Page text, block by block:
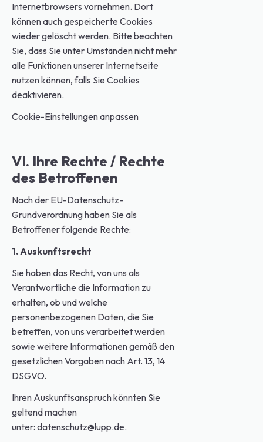
Internetbrowsers vornehmen. Dort
können auch gespeicherte Cookies
wieder gelöscht werden. Bitte beachten
Sie, dass Sie unter Umständen nicht mehr
alle Funktionen unserer Internetseite
nutzen können, falls Sie Cookies
deaktivieren.
Cookie-Einstellungen anpassen
VI. Ihre Rechte / Rechte
des Betroffenen
Nach der EU-Datenschutz-
Grundverordnung haben Sie als
Betroffener folgende Rechte:
1. Auskunftsrecht
Sie haben das Recht, von uns als
Verantwortliche die Information zu
erhalten, ob und welche
personenbezogenen Daten, die Sie
betreffen, von uns verarbeitet werden
sowie weitere Informationen gemäß den
gesetzlichen Vorgaben nach Art. 13, 14
DSGVO.
Ihren Auskunftsanspruch könnten Sie
geltend machen
unter: datenschutz@lupp.de.